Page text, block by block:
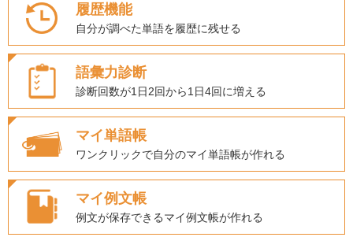
履歴機能
自分が調べた単語を履歴に残せる
語彙力診断
診断回数が1日2回から1日4回に増える
マイ単語帳
ワンクリックで自分のマイ単語帳が作れる
マイ例文帳
例文が保存できるマイ例文帳が作れる